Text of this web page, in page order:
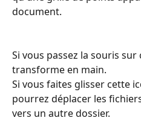
document.
Si vous passez la souris
transforme en main.
Si vous faites glisser cette
pourrez déplacer les
vers un autre dossier.